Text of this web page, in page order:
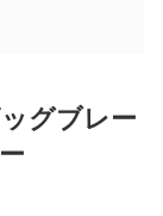
グブレー